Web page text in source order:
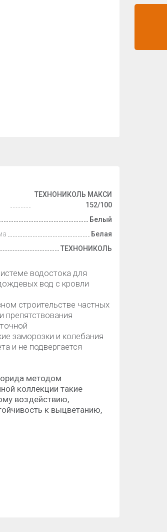
ТЕХНОНИКОЛЬ МАКСИ
152/100
Белый
Белая
ТЕХНОНИКОЛЬ
водостока для
вод с кровли
строительстве частных
заморозки и колебания
и не подвергается
методом
коллекции такие
воздействию,
к выцветанию,